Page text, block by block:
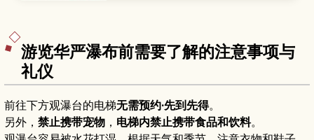
游览华严瀑布前需要了解的注意事项与
礼仪
前往下方观瀑台的电梯无需预约·先到先得。
另外， 禁止携带宠物 ， 电梯内禁止携带食品和饮料。